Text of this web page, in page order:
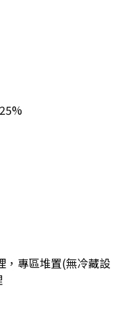
，專區堆置(無冷藏設